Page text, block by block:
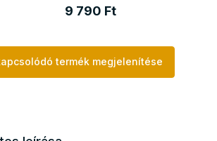
9 790 Ft
termék megjelenítése